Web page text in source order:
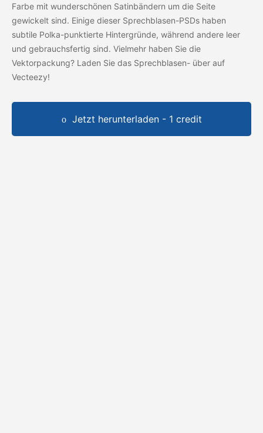
Farbe mit wunderschönen Satinbändern um die Seite
gewickelt sind. Einige dieser Sprechblasen-PSDs haben
subtile Polka-punktierte Hintergründe, während andere leer
und gebrauchsfertig sind. Vielmehr haben Sie die
Vektorpackung? Laden Sie das Sprechblasen- über auf
Vecteezy!
Jetzt herunterladen - 1 credit